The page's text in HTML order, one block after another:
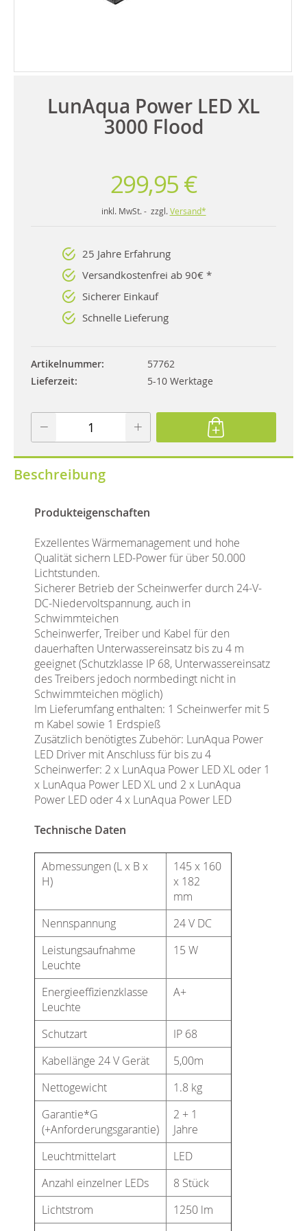
LunAqua Power LED XL
3000 Flood
299,95 €
inkl. MwSt. - zzgl. Versand*
25 Jahre Erfahrung
Versandkostenfrei ab 90€ *
Sicherer Einkauf
Schnelle Lieferung
Artikelnummer
57762
Lieferzeit
5-10 Werktage
Beschreibung
Produkteigenschaften
Exzellentes Wärmemanagement und hohe
Qualität sichern LED-Power für über 50.000
Lichtstunden.
Sicherer Betrieb der Scheinwerfer durch 24-V-
DC-Niedervoltspannung, auch in
Schwimmteichen
Scheinwerfer, Treiber und Kabel für den
dauerhaften Unterwassereinsatz bis zu 4 m
geeignet (Schutzklasse IP 68, Unterwassereinsatz
des Treibers jedoch normbedingt nicht in
Schwimmteichen möglich)
Im Lieferumfang enthalten: 1 Scheinwerfer mit 5
m Kabel sowie 1 Erdspieß
Zusätzlich benötigtes Zubehör: LunAqua Power
LED Driver mit Anschluss für bis zu 4
Scheinwerfer: 2 x LunAqua Power LED XL oder 1
x LunAqua Power LED XL und 2 x LunAqua
Power LED oder 4 x LunAqua Power LED
Technische Daten
Abmessungen (L x B x
H)
145 x 160
x 182
mm
Nennspannung
24 V DC
Leistungsaufnahme
Leuchte
15 W
Energieeffizienzklasse
Leuchte
A+
Schutzart
IP 68
Kabellänge 24 V Gerät
5,00m
Nettogewicht
1.8 kg
Garantie*G
(+Anforderungsgarantie)
2 + 1
Jahre
Leuchtmittelart
LED
Anzahl einzelner LEDs
8 Stück
Lichtstrom
1250 lm